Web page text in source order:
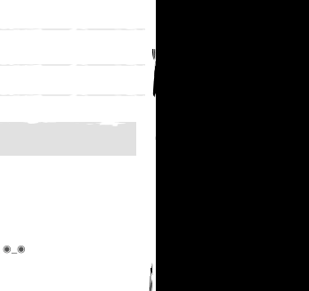
◉_◉